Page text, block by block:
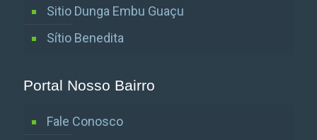
Sitio Dunga Embu Guaçu
Sítio Benedita
Portal Nosso Bairro
Fale Conosco